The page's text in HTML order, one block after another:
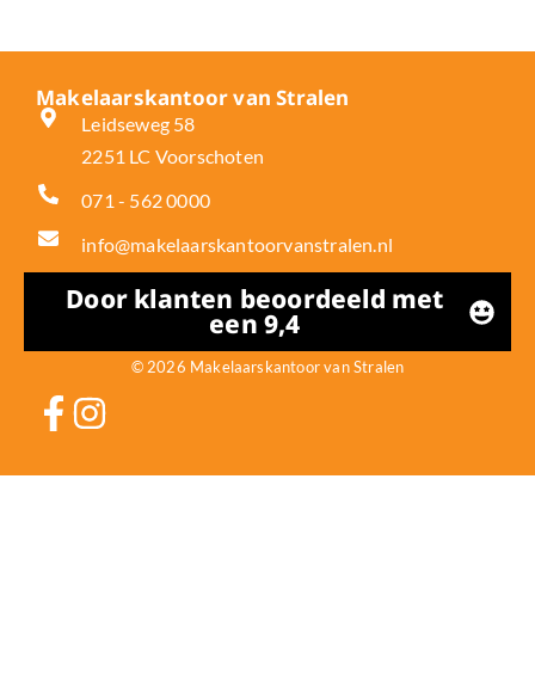
Makelaarskantoor van Stralen
Leidseweg 58
2251 LC Voorschoten
071 - 562 0000
info@makelaarskantoorvanstralen.nl
Door klanten beoordeeld met
een 9,4
© 2026 Makelaarskantoor van Stralen